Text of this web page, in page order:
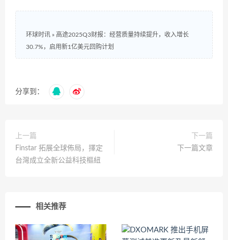
环球时讯 » 高途2025Q3财报：经营质量持续提升，收入增长
30.7%，启用新1亿美元回购计划
分享到：
上一篇
Finstar 拓展全球佈局，擇定
台灣成立全新公益科技樞紐
下一篇
下一篇文章
相关推荐